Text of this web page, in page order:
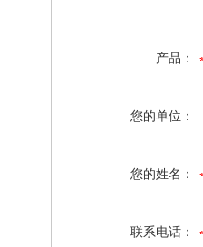
产品：
您的单位：
您的姓名：
联系电话：